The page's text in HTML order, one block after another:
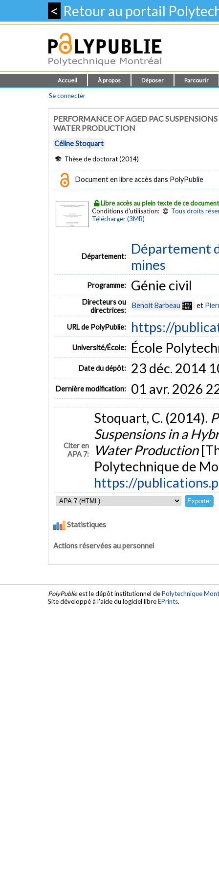
< Retour au portail
Accueil À propos Déposer Parcourir
Se connecter
PERFORMANCE OF AGED PAC
WATER PRODUCTION
Céline Stoquart
Thèse de doctorat (2014)
Document en libre accès dans PolyPublie
Libre accès au plein texte de ce document
Conditions d'utilisation:
Tous droits
Télécharger (3MB)
Département:
Département
mines
Programme: Génie civil
Directeurs ou
directrices:
Benoit Barbeau et
URL de PolyPublie: https://
Université/École: École
Date du dépôt: 23 déc. 2014
Dernière modification: 01 avr. 2026
Citer en
APA 7:
Stoquart, C. (2014).
Suspensions in a
Water Production
Polytechnique de
https://
Statistiques
Actions réservées au personnel
PolyPublieest le dépôt institutionnel dePolytechnique
Site développé à l'aide du logiciel libreEPrints.